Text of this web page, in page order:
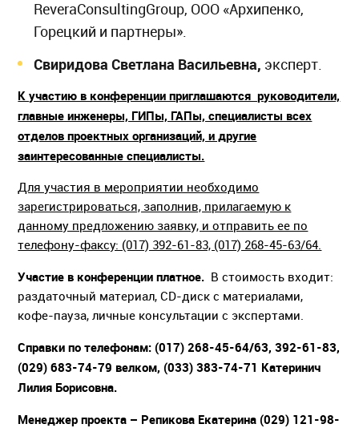
ReveraConsultingGroup, ООО «Архипенко,
Горецкий и партнеры».
Свиридова Светлана Васильевна, эксперт.
К участию в конференции приглашаются руководители,
главные инженеры, ГИПы, ГАПы, специалисты всех
отделов проектных организаций, и другие
заинтересованные специалисты.
Для участия в мероприятии необходимо
зарегистрироваться, заполнив, прилагаемую к
данному предложению заявку, и отправить ее по
телефону-факсу: (017) 392-61-83, (017) 268-45-63/64.
Участие в конференции платное. В стоимость входит:
раздаточный материал, CD-диск с материалами,
кофе-пауза, личные консультации с экспертами.
Справки по телефонам: (017) 268-45-64/63, 392-61-83,
(029) 683-74-79 велком, (033) 383-74-71 Катеринич
Лилия Борисовна.
Менеджер проекта – Репикова Екатерина (029) 121-98-